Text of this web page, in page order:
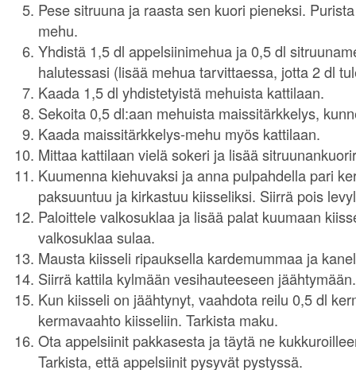
Pese sitruuna ja raasta sen kuori pieneksi.
mehu.
Yhdistä 1,5 dl appelsiinimehua ja 0,5 dl
halutessasi (lisää mehua tarvittaessa, jotta 2 dl
Kaada 1,5 dl yhdistetyistä mehuista kattilaan.
Sekoita 0,5 dl:aan mehuista maissitärkkelys,
Kaada maissitärkkelys-mehu myös kattilaan.
Mittaa kattilaan vielä sokeri ja lisää
Kuumenna kiehuvaksi ja anna pulpahdella pari
paksuuntuu ja kirkastuu kiisseliksi. Siirrä pois
Paloittele valkosuklaa ja lisää palat kuumaan
valkosuklaa sulaa.
Mausta kiisseli ripauksella kardemummaa ja
Siirrä kattila kylmään vesihauteeseen jäähtymään.
Kun kiisseli on jäähtynyt, vaahdota reilu 0,5 dl
kermavaahto kiisseliin. Tarkista maku.
Ota appelsiinit pakkasesta ja täytä ne
Tarkista, että appelsiinit pysyvät pystyssä.